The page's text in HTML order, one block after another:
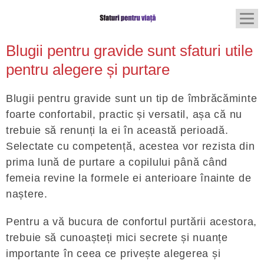
Blugii pentru gravide sunt sfaturi utile
pentru alegere și purtare
Blugii pentru gravide sunt un tip de îmbrăcăminte
foarte confortabil, practic și versatil, așa că nu
trebuie să renunți la ei în această perioadă.
Selectate cu competență, acestea vor rezista din
prima lună de purtare a copilului până când
femeia revine la formele ei anterioare înainte de
naștere.
Pentru a vă bucura de confortul purtării acestora,
trebuie să cunoașteți mici secrete și nuanțe
importante în ceea ce privește alegerea și